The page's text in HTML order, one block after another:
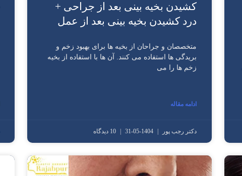
کشیدن بخیه بینی بعد از جراحی +
درد کشیدن بخیه بینی بعد از عمل
متخصصان و جراحان از بخیه‌ ها برای بهبود زخم و
بریدگی‌ ها استفاده می‌ کنند. آن‌ ها با استفاده از بخیه
زخم‌ ها را می‌
ادامه مقاله
دکتر رجب پور